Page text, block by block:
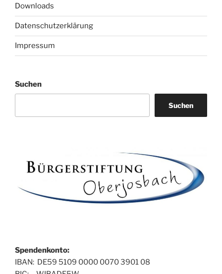
Downloads
Datenschutzerklärung
Impressum
Suchen
Suchen
Spendenkonto:
IBAN: DE59 5109 0000 0070 3901 08